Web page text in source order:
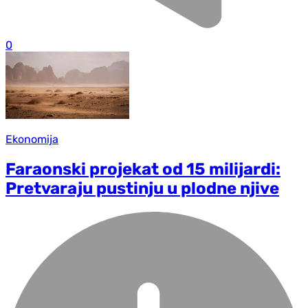
0
Ekonomija
Faraonski projekat od 15 milijardi:
Pretvaraju pustinju u plodne njive